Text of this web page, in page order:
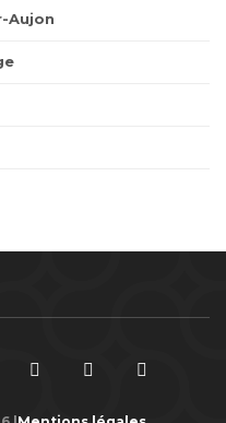
Aujon